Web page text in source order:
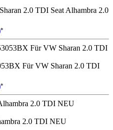
2.0 TDI Seat Alhambra 2.0
*
Für VW Sharan 2.0 TDI
*
2.0 TDI NEU